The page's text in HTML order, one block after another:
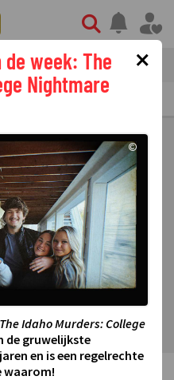
nieuws
GEMIST
×
week: The
Nightmare
©
The Idaho Murders: College
de gruwelijkste
en is een regelrechte
waarom!